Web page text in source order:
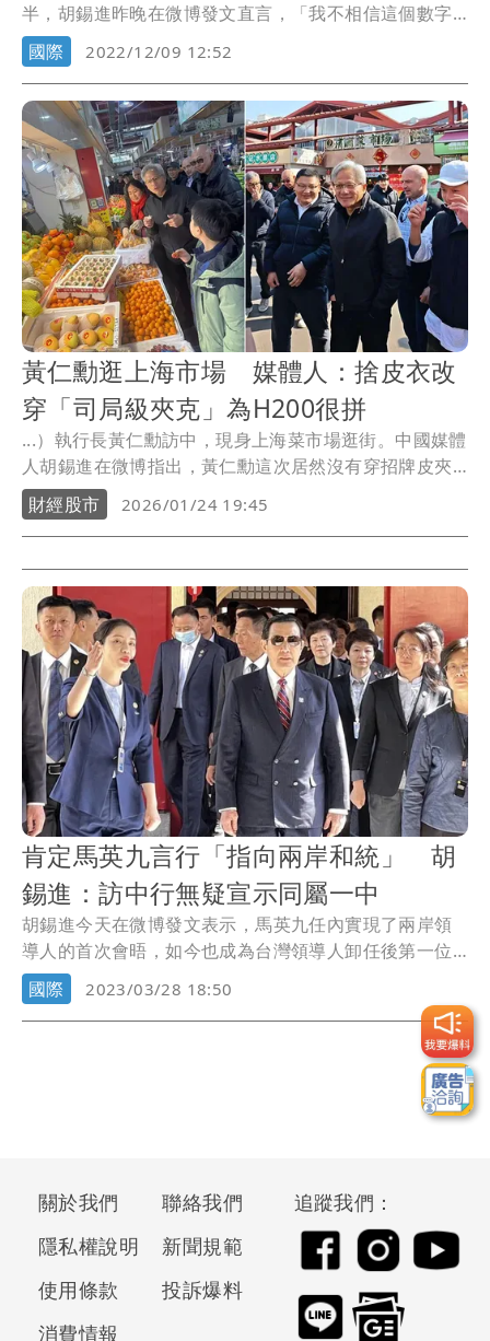
半，胡錫進昨晚在微博發文直言，「我不相信這個數字
是真實...
國際 2022/12/09 12:52
黃仁勳逛上海市場 媒體人：捨皮衣改
穿「司局級夾克」為H200很拼
...）執行長黃仁勳訪中，現身上海菜市場逛街。中國媒體
人胡錫進在微博指出，黃仁勳這次居然沒有穿招牌皮夾
克，...
財經股市 2026/01/24 19:45
肯定馬英九言行「指向兩岸和統」 胡
錫進：訪中行無疑宣示同屬一中
胡錫進今天在微博發文表示，馬英九任內實現了兩岸領
導人的首次會晤，如今也成為台灣領導人卸任後第一位
訪問...
國際 2023/03/28 18:50
關於我們
聯絡我們
隱私權說明
新聞規範
使用條款
投訴爆料
消費情報
追蹤我們：